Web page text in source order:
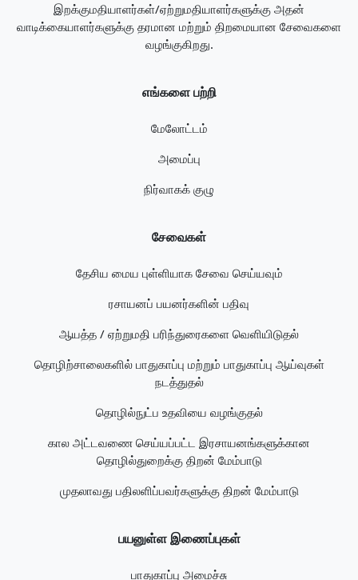
இறக்குமதியாளர்கள்/ஏற்றுமதியாளர்களுக்கு அதன்
வாடிக்கையாளர்களுக்கு தரமான மற்றும் திறமையான சேவைகளை
வழங்குகிறது.
எங்களை பற்றி
மேலோட்டம்
அமைப்பு
நிர்வாகக் குழு
சேவைகள்
தேசிய மைய புள்ளியாக சேவை செய்யவும்
ரசாயனப் பயனர்களின் பதிவு
ஆயத்த / ஏற்றுமதி பரிந்துரைகளை வெளியிடுதல்
தொழிற்சாலைகளில் பாதுகாப்பு மற்றும் பாதுகாப்பு ஆய்வுகள்
நடத்துதல்
தொழில்நுட்ப உதவியை வழங்குதல்
கால அட்டவணை செய்யப்பட்ட இரசாயனங்களுக்கான
தொழில்துறைக்கு திறன் மேம்பாடு
முதலாவது பதிலளிப்பவர்களுக்கு திறன் மேம்பாடு
பயனுள்ள இணைப்புகள்
பாதுகாப்பு அமைச்சு